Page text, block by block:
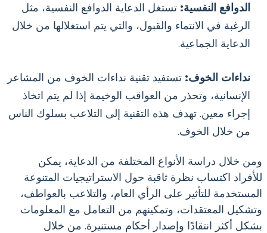
الدوافع النفسية: تستغل الدعاية الدوافع النفسية، مثل
الرغبة في الانتماء والقبول، والتي يتم استغلالها من خلال
الدعاية الجماعية.
نداءات الخوف: تستفيد تقنية نداءات الخوف من المشاعر
الإنسانية، وتحذر من العواقب الوخيمة إذا لم يتم اتخاذ
إجراء معين. تهدف هذه التقنية إلى التلاعب بسلوك الناس
من خلال الخوف.
ومن خلال دراسة الأنواع المختلفة من الدعاية، يمكن
للأفراد اكتساب نظرة ثاقبة حول الاستراتيجيات المتنوعة
المستخدمة للتأثير على الرأي العام، والتلاعب بالعواطف،
وتشكيل المعتقدات، وتمكينهم من التعامل مع المعلومات
بشكل أكثر انتقادًا وإصدار أحكام مستنيرة. من خلال